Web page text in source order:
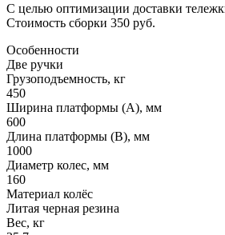
С целью оптимизации доставки
Стоимость сборки 350 руб.
Особенности
Две ручки
Грузоподъемность, кг
450
Ширина платформы (А), мм
600
Длина платформы (В), мм
1000
Диаметр колес, мм
160
Материал колёс
Литая черная резина
Вес, кг